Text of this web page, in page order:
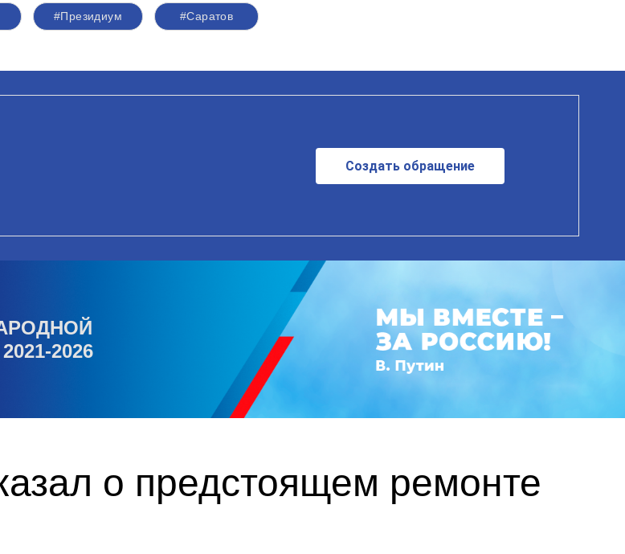
#Президиум #Саратов
Создать обращение
2026
о предстоящем ремонте